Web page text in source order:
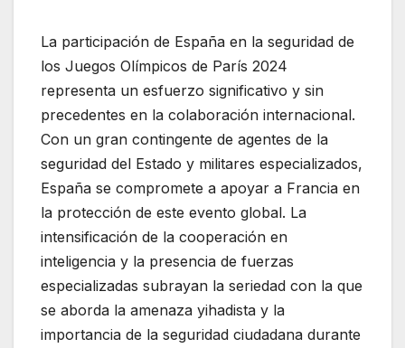
La participación de España en la seguridad de
los Juegos Olímpicos de París 2024
representa un esfuerzo significativo y sin
precedentes en la colaboración internacional.
Con un gran contingente de agentes de la
seguridad del Estado y militares especializados,
España se compromete a apoyar a Francia en
la protección de este evento global. La
intensificación de la cooperación en
inteligencia y la presencia de fuerzas
especializadas subrayan la seriedad con la que
se aborda la amenaza yihadista y la
importancia de la seguridad ciudadana durante